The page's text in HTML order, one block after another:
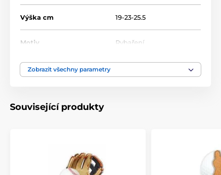
Výška cm 19-23-25.5
Motiv Rybaření
Typ ocenění
Zobrazit všechny parametry
Související produkty